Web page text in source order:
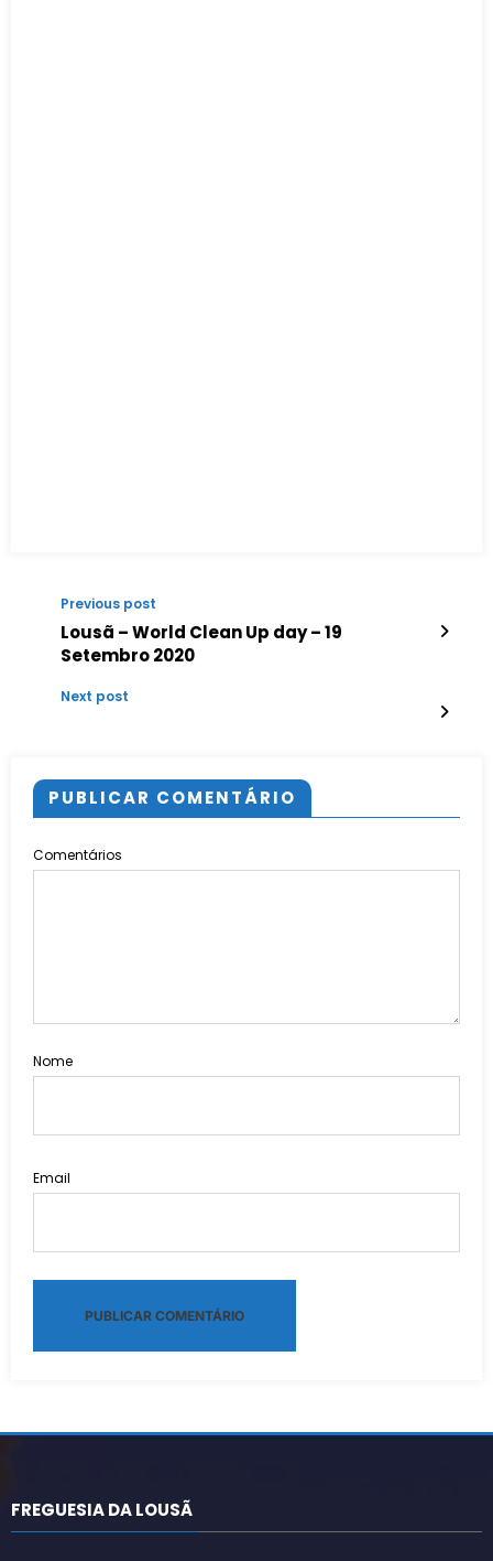
Previous post
Lousã – World Clean Up day – 19
Setembro 2020
Next post
PUBLICAR COMENTÁRIO
Comentários
Nome
Email
FREGUESIA DA LOUSÃ